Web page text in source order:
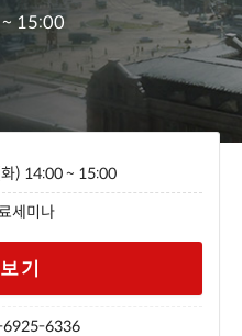
15:00
) 14:00 ~ 15:00
세미나
기
6925-6336